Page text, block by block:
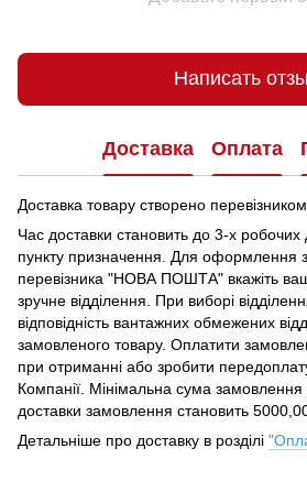
Написать
Доставка Оплата
Доставка товару створено
Час доставки становить до 3-х робочих
пункту призначення. Для оформлення
перевізника "НОВА ПОШТА" вкажіть
зручне відділення.
При виборі
відповідність вантажних обмежених
замовленого товару. Оплатити
при отриманні або зробити
Компанії. Мінімальна сума замовлення
доставки замовлення становить
Детальніше про доставку в розділі